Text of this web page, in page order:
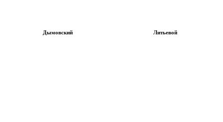
Дымовский Литьевой